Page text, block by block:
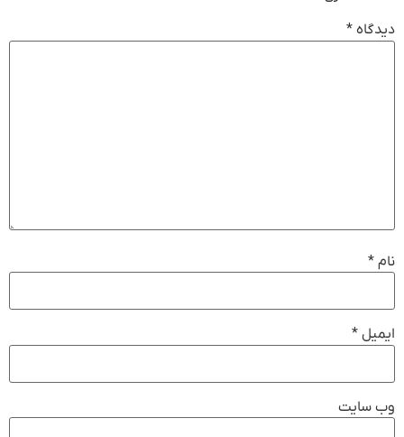
دیدگاه *
نام *
ایمیل *
وب‌ سایت